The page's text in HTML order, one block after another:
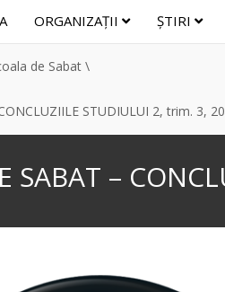
ORGANIZAȚII ȘTIRI
de Sabat \
STUDIULUI 2, trim. 3,
SABAT –